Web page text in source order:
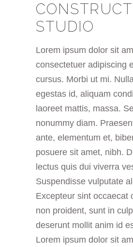
STUDIO
Lorem ipsum dolor sit
consectetuer adipiscing
cursus. Morbi ut mi.
egestas id, aliquam
laoreet mattis, massa.
nonummy diam.
ante, elementum et,
posuere sit amet, nibh.
lectus quis dui viverra
Suspendisse vulputate
Excepteur sint occaecat
non proident, sunt in
deserunt mollit anim id
Lorem ipsum dolor sit